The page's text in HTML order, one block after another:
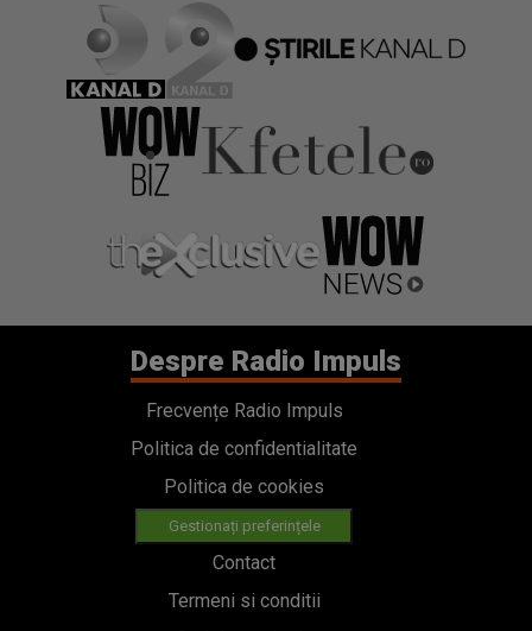
Despre Radio Impuls
Frecvențe Radio Impuls
Politica de confidentialitate
Politica de cookies
Gestionați preferințele
Contact
Termeni si conditii